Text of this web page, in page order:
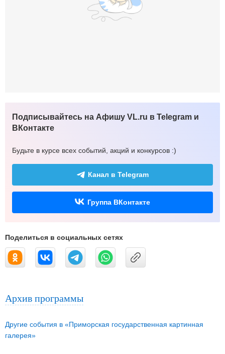
Подписывайтесь на Афишу VL.ru в Telegram и
ВКонтакте
Будьте в курсе всех событий, акций и конкурсов :)
Канал в Telegram
Группа ВКонтакте
Поделиться в социальных сетях
Архив программы
Другие события в «Приморская государственная картинная
галерея»